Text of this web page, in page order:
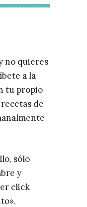
no quieres
a la
tu propio
de
sólo
y
click